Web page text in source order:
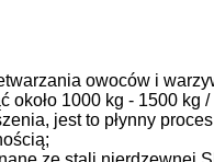
owoców i
około 1000 kg - 1500 kg /
jest to płynny